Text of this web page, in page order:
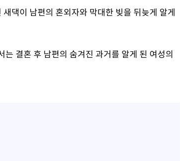
댁이 남편의 혼외자와 막대한 빚을 뒤늦게 알게
결혼 후 남편의 숨겨진 과거를 알게 된 여성의